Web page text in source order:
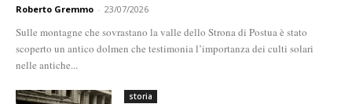
Roberto Gremmo - 23/07/2026
Sulle montagne che sovrastano la valle dello Strona di Postua è stato
scoperto un antico dolmen che testimonia l’importanza dei culti solari
nelle antiche...
storia